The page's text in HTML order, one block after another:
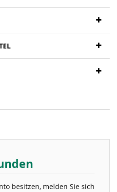
besitzen, melden Sie sich